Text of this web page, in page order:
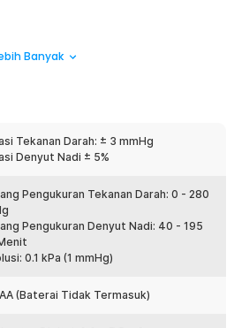
tanpa bantuan orang lain. Desain ini
kepraktisan.
untuk tekanan darah dan ±5%
tetap konsisten untuk
kondisi kesehatan secara berkala.
lebih dapat diandalkan. Cocok untuk
ini memungkinkan alat
Banyak
Tekanan Darah: ± 3 mmHg
Denyut Nadi ± 5%
Pengukuran Tekanan Darah: 0 - 280
Pengukuran Denyut Nadi: 40 - 195
0.1 kPa (1 mmHg)
(Baterai Tidak Termasuk)